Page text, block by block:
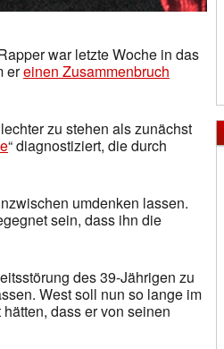
war letzte Woche in das
ereinen Zusammenbruch
zu stehen als zunächst
“ diagnostiziert, die durch
umdenken lassen.
sein, dass ihn die
des 39-Jährigen zu
West soll nun so lange im
dass er von seinen